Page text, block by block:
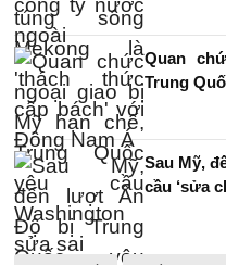
Quan
Trung
Sau Mỹ,
cầu ‘sửa